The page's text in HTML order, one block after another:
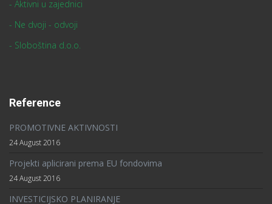
18 August 2016
Kontakt
35400 Nova Gradiška
Tel : +385 (0)35 361 947
Mob : +385 (0)91 581 69 96
info@arr-sintagma.hr
sintagma@sb.t-com.hr